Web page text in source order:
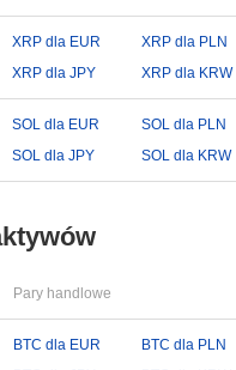
XRP dla EUR XRP dla PLN
XRP dla JPY
XRP dla KRW
SOL dla EUR SOL dla PLN
SOL dla JPY
SOL dla KRW
Pary handlowe
BTC dla EUR BTC dla PLN